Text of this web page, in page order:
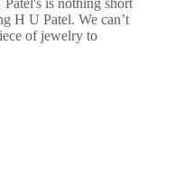
is nothing short
H U Patel. We can’t
of jewelry to